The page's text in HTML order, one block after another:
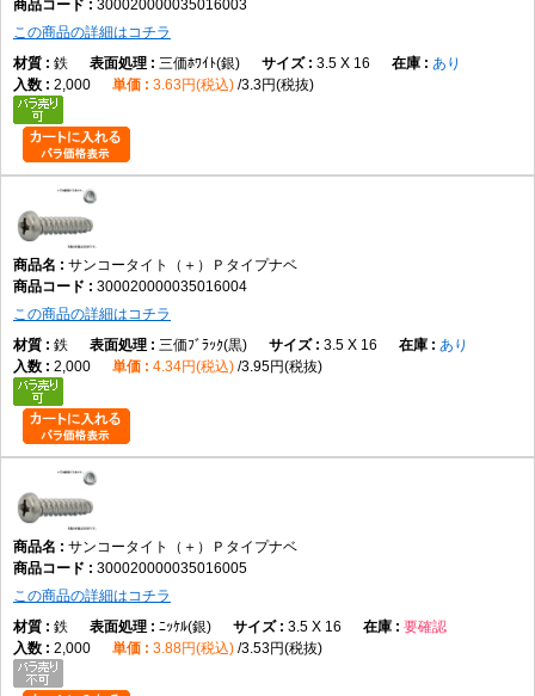
300020000035016003
この商品の詳細はコチラ
鉄
三価ﾎﾜｲﾄ(銀) 3.5 X 16
あり
2,000
3.63円(税込) 3.3円(税抜)
サンコータイト（＋）Ｐタイプナベ
300020000035016004
この商品の詳細はコチラ
鉄
三価ﾌﾞﾗｯｸ(黒) 3.5 X 16
あり
2,000
4.34円(税込) 3.95円(税抜)
サンコータイト（＋）Ｐタイプナベ
300020000035016005
この商品の詳細はコチラ
鉄
ﾆｯｹﾙ(銀) 3.5 X 16
要確認
2,000
3.88円(税込) 3.53円(税抜)